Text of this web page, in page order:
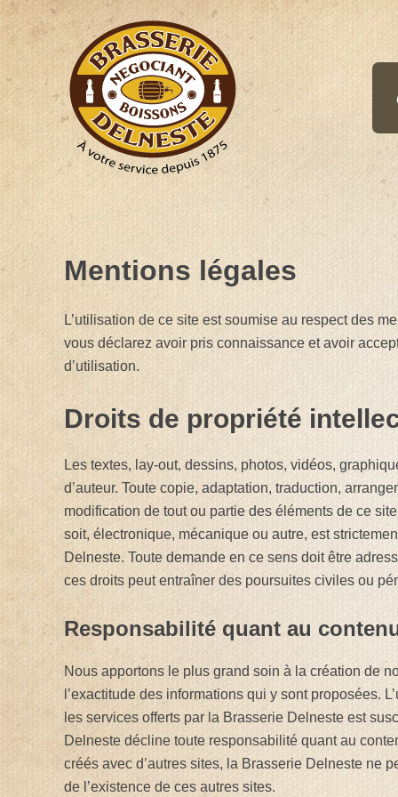
Aller
au
Mentions légales
L’utilisation de ce site est soumise au respect des
vous déclarez avoir pris connaissance et avoir
d’utilisation.
Droits de propriété
Les textes, lay-out, dessins, photos, vidéos,
d’auteur. Toute copie, adaptation, traduction,
modification de tout ou partie des éléments de ce
soit, électronique, mécanique ou autre, est
Delneste. Toute demande en ce sens doit être
ces droits peut entraîner des poursuites civiles ou
Responsabilité quant au
Nous apportons le plus grand soin à la création de
l’exactitude des informations qui y sont proposées.
les services offerts par la Brasserie Delneste est
Delneste décline toute responsabilité quant au
créés avec d’autres sites, la Brasserie Delneste ne
de l’existence de ces autres sites.